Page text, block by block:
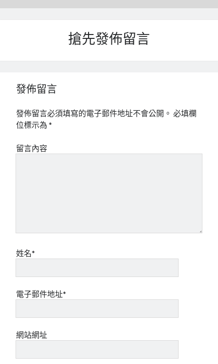
搶先發佈留言
發佈留言
發佈留言必須填寫的電子郵件地址不會公開。 必填欄
位標示為*
留言內容
姓名*
電子郵件地址*
網站網址